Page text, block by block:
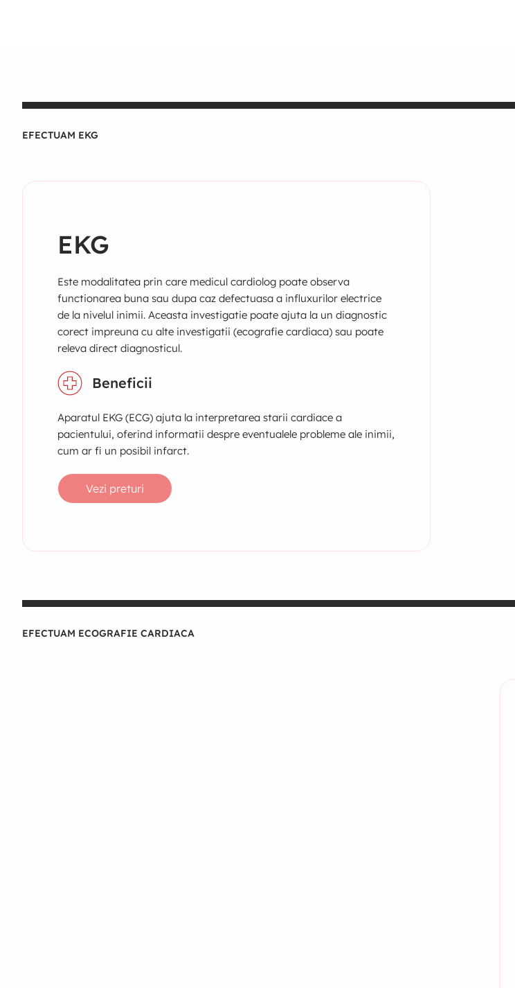
EFECTUAM EKG
EKG
Este modalitatea prin care medicul cardiolog poate observa
functionarea buna sau dupa caz defectuasa a influxurilor electrice
de la nivelul inimii. Aceasta investigatie poate ajuta la un diagnostic
corect impreuna cu alte investigatii (ecografie cardiaca) sau poate
releva direct diagnosticul.
Beneficii
Aparatul EKG (ECG) ajuta la interpretarea starii cardiace a
pacientului, oferind informatii despre eventualele probleme ale inimii,
cum ar fi un posibil infarct.
Vezi preturi
EFECTUAM ECOGRAFIE CARDIACA